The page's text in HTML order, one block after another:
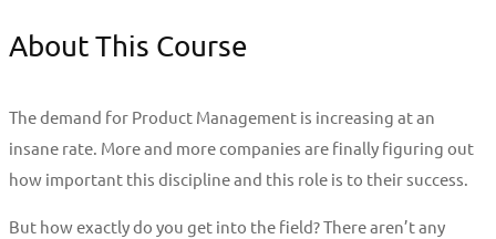
About This Course
The demand for Product Management is increasing at an
insane rate. More and more companies are finally figuring out
how important this discipline and this role is to their success.
But how exactly do you get into the field? There aren’t any